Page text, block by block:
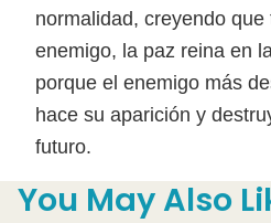
normalidad, creyendo
enemigo, la paz reina en
porque el enemigo más
hace su aparición y
futuro.
You May Also